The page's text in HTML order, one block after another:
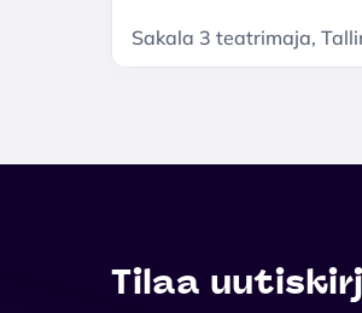
Sakala 3 teatrimaja,
Tilaa